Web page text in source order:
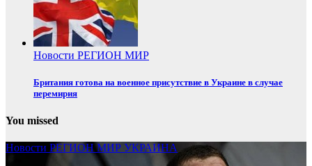
Новости РЕГИОН МИР
Британия готова на военное присутствие в Украине в случае
перемирия
You missed
Новости РЕГИОНМИР УКРАИНА